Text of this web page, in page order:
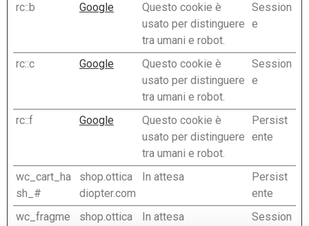
rc::b Google
Questo cookie è
usato per distinguere
tra umani e robot.
Session
e
rc::c Google
Questo cookie è
usato per distinguere
tra umani e robot.
Session
e
rc::f Google
Questo cookie è
usato per distinguere
tra umani e robot.
Persist
ente
wc_cart_ha
sh_#
shop.ottica
diopter.com
In attesa
Persist
ente
wc_fragme
shop.ottica
In attesa
Session